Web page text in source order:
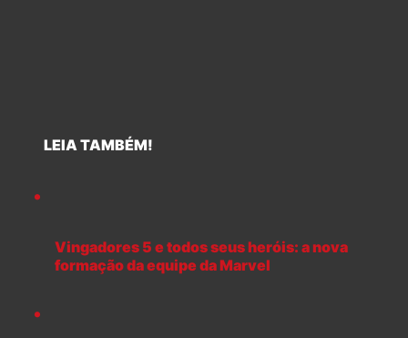
LEIA TAMBÉM!
Vingadores 5 e todos seus heróis: a nova
formação da equipe da Marvel